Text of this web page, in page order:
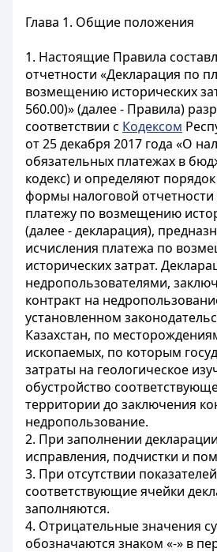
Глава 1. Общие положения
1. Настоящие Правила
отчетности «Декларация по
возмещению исторических
560.00)» (далее - Правила)
соответствии с Кодексом
от 25 декабря 2017 года «О
обязательных платежах в
кодекс) и определяют
формы налоговой отчетности
платежу по возмещению
(далее - декларация),
исчисления платежа по
исторических затрат.
недропользователями,
контракт на
установленном
Казахстан, по
ископаемых, по которым
затраты на геологическое
обустройство
территории до заключения
недропользование.
2. При заполнении
исправления, подчистки и
3. При отсутствии показателей
соответствующие ячейки
заполняются.
4. Отрицательные значения
обозначаются знаком «-» в